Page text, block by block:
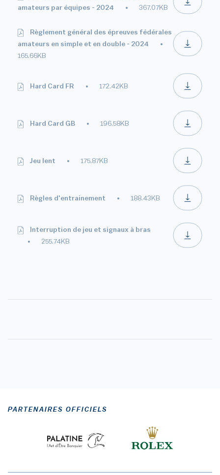
amateurs par équipes - 2024
367.07KB
Règlement général des épreuves fédérales
amateurs en simple et en double - 2024
165.66KB
Hard Card FR 172.42KB
Hard Card GB 196.58KB
Jeu lent 175.87KB
Règles d'entrainement 188.43KB
Interruption de jeu et signaux à bras
255.74KB
PARTENAIRES OFFICIELS